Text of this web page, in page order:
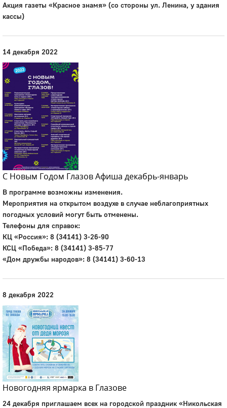
Акция газеты «Красное знамя» (со стороны ул. Ленина, у здания
кассы)
14 декабря 2022
С Новым Годом Глазов Афиша декабрь-январь
В программе возможны изменения.
Мероприятия на открытом воздухе в случае неблагоприятных
погодных условий могут быть отменены.
Телефоны для справок:
КЦ «Россия»: 8 (34141) 3-26-90
КСЦ «Победа»: 8 (34141) 3-85-77
«Дом дружбы народов»: 8 (34141) 3-60-13
8 декабря 2022
Новогодняя ярмарка в Глазове
24 декабря приглашаем всех на городской праздник «Никольская